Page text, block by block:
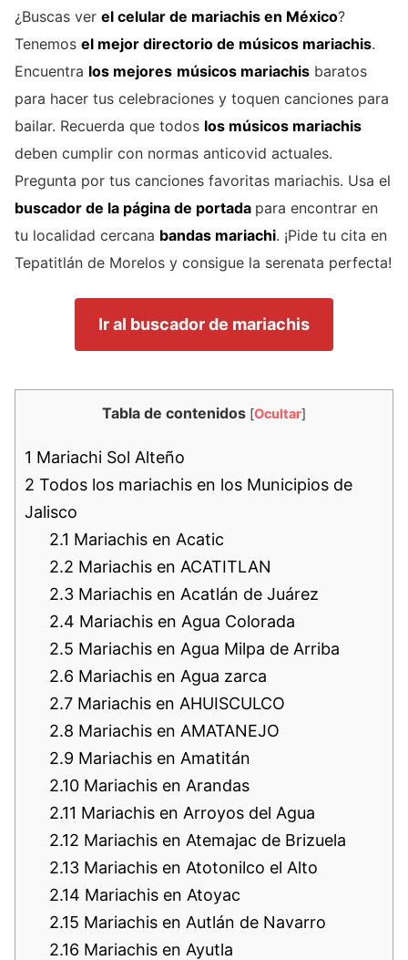
¿Buscas ver el celular de mariachis en México?
Tenemos el mejor directorio de músicos mariachis.
Encuentra los mejores músicos mariachis baratos
para hacer tus celebraciones y toquen canciones para
bailar. Recuerda que todos los músicos mariachis
deben cumplir con normas anticovid actuales.
Pregunta por tus canciones favoritas mariachis. Usa el
buscador de la página de portada para encontrar en
tu localidad cercana bandas mariachi. ¡Pide tu cita en
Tepatitlán de Morelos y consigue la serenata perfecta!
Ir al buscador de mariachis
Tabla de contenidos [Ocultar]
1 Mariachi Sol Alteño
2 Todos los mariachis en los Municipios de
Jalisco
2.1 Mariachis en Acatic
2.2 Mariachis en ACATITLAN
2.3 Mariachis en Acatlán de Juárez
2.4 Mariachis en Agua Colorada
2.5 Mariachis en Agua Milpa de Arriba
2.6 Mariachis en Agua zarca
2.7 Mariachis en AHUISCULCO
2.8 Mariachis en AMATANEJO
2.9 Mariachis en Amatitán
2.10 Mariachis en Arandas
2.11 Mariachis en Arroyos del Agua
2.12 Mariachis en Atemajac de Brizuela
2.13 Mariachis en Atotonilco el Alto
2.14 Mariachis en Atoyac
2.15 Mariachis en Autlán de Navarro
2.16 Mariachis en Ayutla